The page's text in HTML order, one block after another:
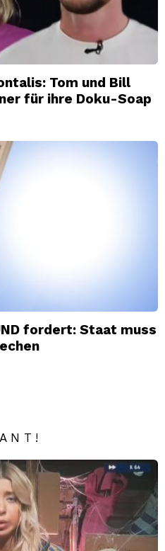
Tom und Bill
für ihre Doku-Soap
fordert: Staat muss